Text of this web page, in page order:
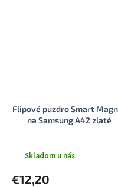
Flipové puzdro Smart
na Samsung A42 zlaté
Skladom u nás
€12,20